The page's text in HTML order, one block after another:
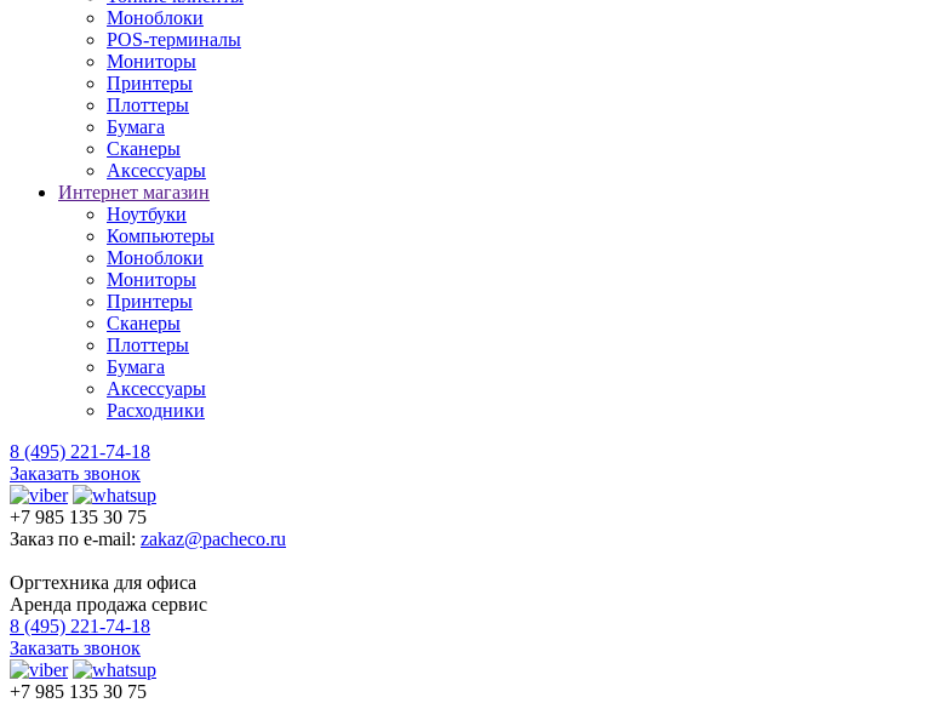
Моноблоки
POS-терминалы
Мониторы
Принтеры
Плоттеры
Бумага
Сканеры
Аксессуары
Интернет магазин
Ноутбуки
Компьютеры
Моноблоки
Мониторы
Принтеры
Сканеры
Плоттеры
Бумага
Аксессуары
Расходники
8 (495) 221-74-18
Заказать звонок
+7 985 135 30 75
Заказ по e-mail: zakaz@pacheco.ru
Оргтехника для офиса
Аренда продажа сервис
8 (495) 221-74-18
Заказать звонок
+7 985 135 30 75